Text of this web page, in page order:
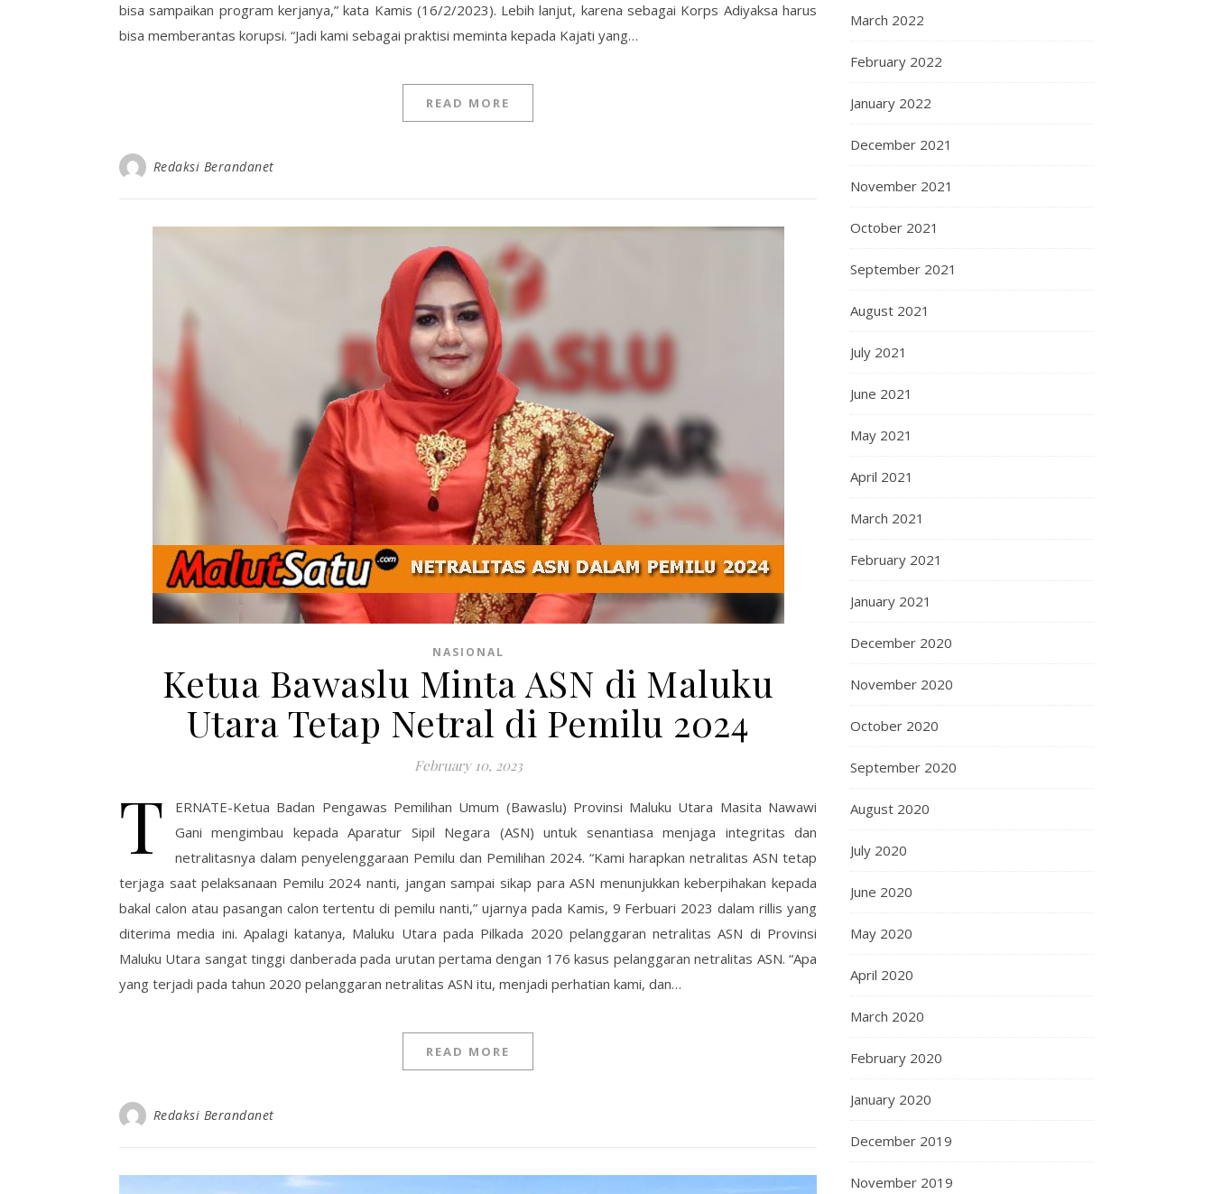
bisa sampaikan program kerjanya,” kata Kamis (16/2/2023). Lebih lanjut, karena sebagai Korps Adiyaksa harus
bisa memberantas korupsi. “Jadi kami sebagai praktisi meminta kepada Kajati yang…
READ MORE
Redaksi Berandanet
NASIONAL
Ketua Bawaslu Minta ASN di Maluku
Utara Tetap Netral di Pemilu 2024
February 10, 2023
T
ERNATE-Ketua Badan Pengawas Pemilihan Umum (Bawaslu) Provinsi Maluku Utara Masita Nawawi
Gani mengimbau kepada Aparatur Sipil Negara (ASN) untuk senantiasa menjaga integritas dan
netralitasnya dalam penyelenggaraan Pemilu dan Pemilihan 2024. “Kami harapkan netralitas ASN tetap
terjaga saat pelaksanaan Pemilu 2024 nanti, jangan sampai sikap para ASN menunjukkan keberpihakan kepada
bakal calon atau pasangan calon tertentu di pemilu nanti,” ujarnya pada Kamis, 9 Ferbuari 2023 dalam rillis yang
diterima media ini. Apalagi katanya, Maluku Utara pada Pilkada 2020 pelanggaran netralitas ASN di Provinsi
Maluku Utara sangat tinggi danberada pada urutan pertama dengan 176 kasus pelanggaran netralitas ASN. “Apa
yang terjadi pada tahun 2020 pelanggaran netralitas ASN itu, menjadi perhatian kami, dan…
READ MORE
Redaksi Berandanet
March 2022
February 2022
January 2022
December 2021
November 2021
October 2021
September 2021
August 2021
July 2021
June 2021
May 2021
April 2021
March 2021
February 2021
January 2021
December 2020
November 2020
October 2020
September 2020
August 2020
July 2020
June 2020
May 2020
April 2020
March 2020
February 2020
January 2020
December 2019
November 2019